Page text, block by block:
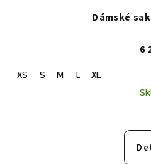
Dámské
6
XS
S M L
XL